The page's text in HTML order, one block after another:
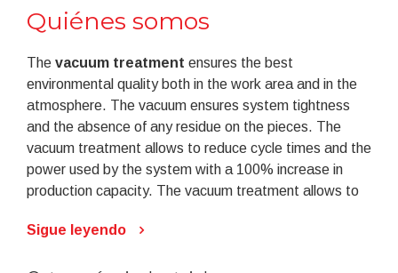
Quiénes somos
The vacuum treatment ensures the best
environmental quality both in the work area and in the
atmosphere. The vacuum ensures system tightness
and the absence of any residue on the pieces. The
vacuum treatment allows to reduce cycle times and the
power used by the system with a 100% increase in
production capacity. The vacuum treatment allows to
even in the presence of complex geometries, blind and
Sigue leyendo